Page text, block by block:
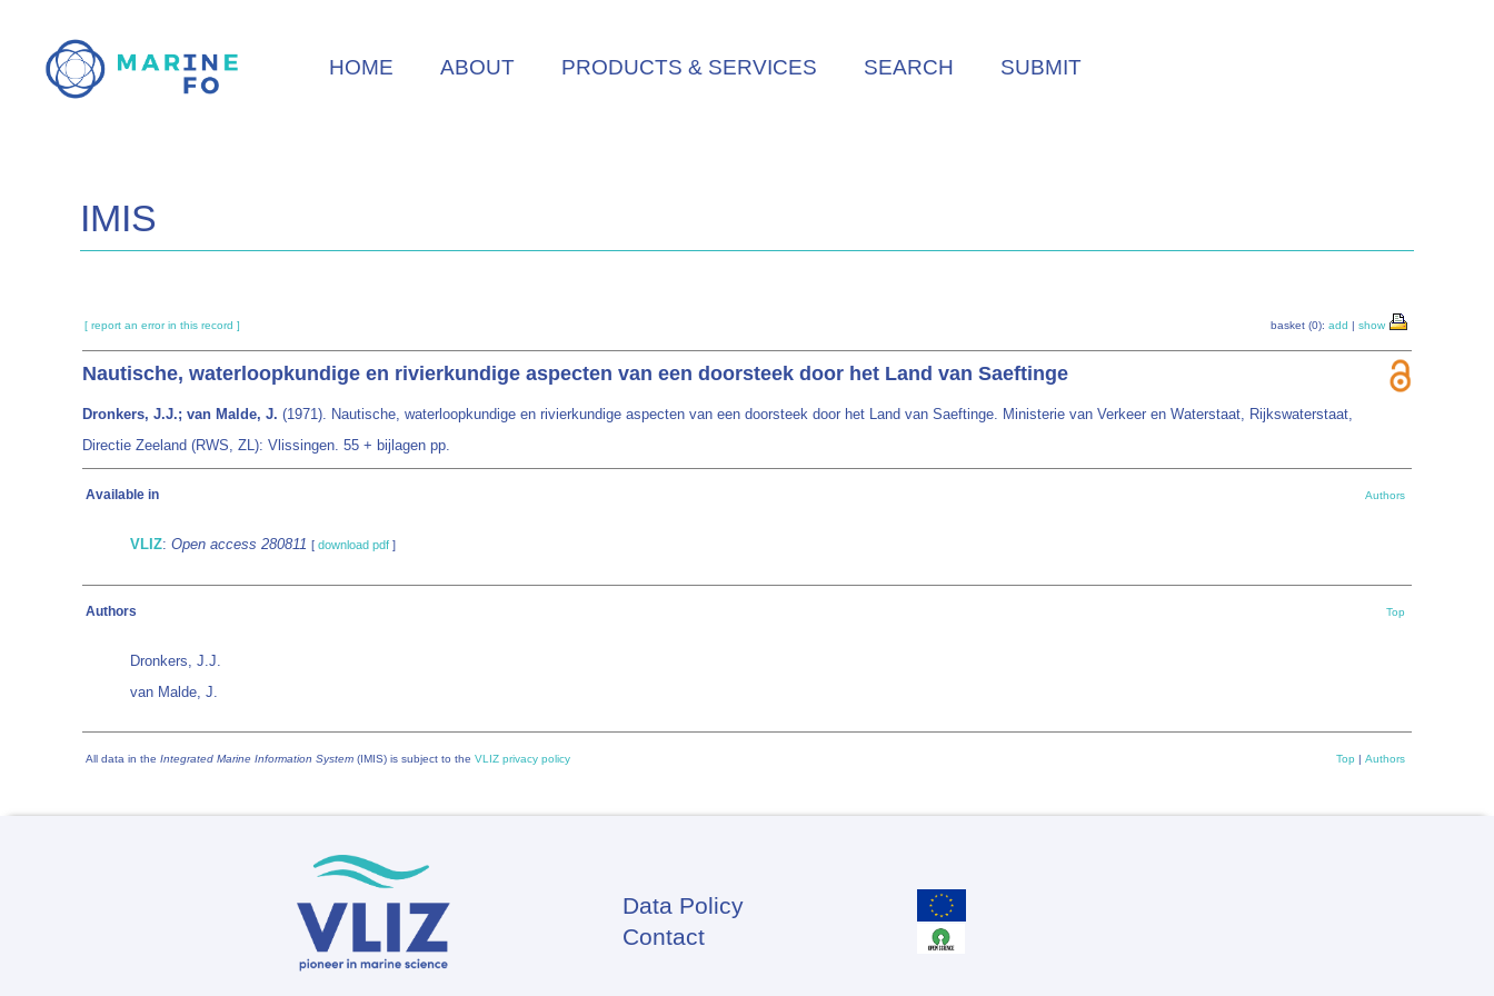
main
HOME ABOUT PRODUCTS & SERVICES SEARCH SUBMIT
IMIS
[ report an error in this record ] basket (0): add | show
Nautische, waterloopkundige en rivierkundige aspecten van een doorsteek door het Land van Saeftinge
Dronkers, J.J.; van Malde, J. (1971). Nautische, waterloopkundige en rivierkundige aspecten van een doorsteek door het Land van Saeftinge. Ministerie van Verkeer en Waterstaat, Rijkswaterstaat,
Directie Zeeland (RWS, ZL): Vlissingen. 55 + bijlagen pp.
Available in Authors
VLIZ: Open access 280811 [ download pdf ]
Authors Top
Dronkers, J.J.
van Malde, J.
All data in the Integrated Marine Information System (IMIS) is subject to the VLIZ privacy policy Top | Authors
Footer
Data Policy
Contact